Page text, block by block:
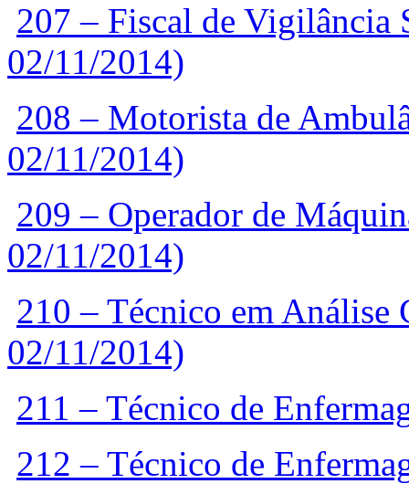
207 – Fiscal de Vigilância
02/11/2014)
208 – Motorista de
02/11/2014)
209 – Operador de
02/11/2014)
210 – Técnico em
02/11/2014)
211 – Técnico de
212 – Técnico de